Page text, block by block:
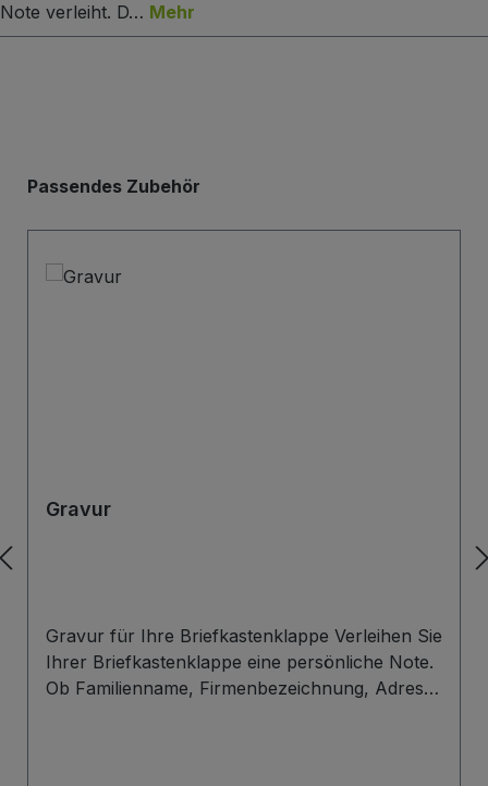
Note verleiht. D… Mehr
Produktgalerie überspringen
Passendes Zubehör
Gravur
Gravur für Ihre Briefkastenklappe Verleihen Sie
Ihrer Briefkastenklappe eine persönliche Note.
Ob Familienname, Firmenbezeichnung, Adresse